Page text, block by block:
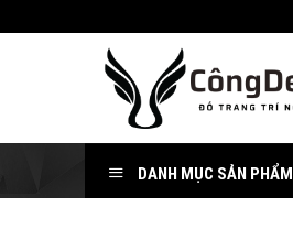
DANH MỤC SẢN PHẨM